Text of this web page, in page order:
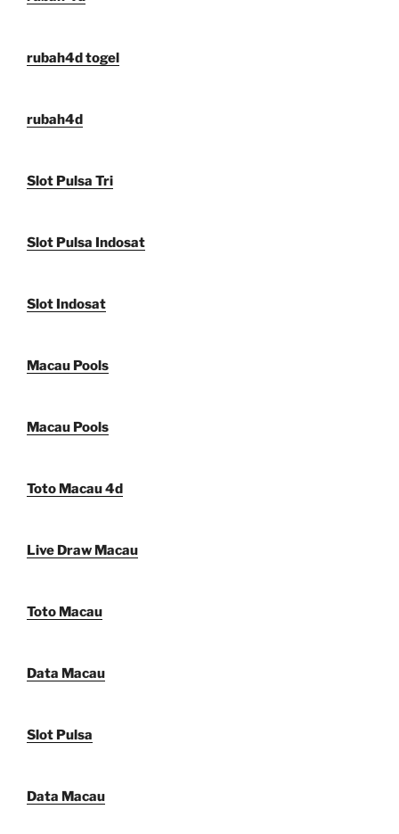
rubah4d togel
rubah4d
Slot Pulsa Tri
Slot Pulsa Indosat
Slot Indosat
Macau Pools
Macau Pools
Toto Macau 4d
Live Draw Macau
Toto Macau
Data Macau
Slot Pulsa
Data Macau